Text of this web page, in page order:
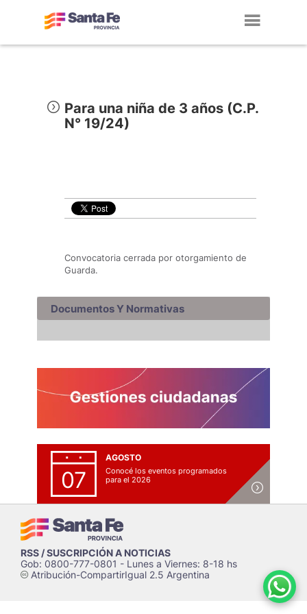
Para una niña de 3 años (C.P.
N° 19/24)
Convocatoria cerrada por otorgamiento de
Guarda.
Documentos Y Normativas
07
AGOSTO
Conocé los eventos programados
para el 2026
RSS / SUSCRIPCIÓN A NOTICIAS
Gob: 0800-777-0801 - Lunes a Viernes: 8-18 hs
cAtribución-CompartirIgual 2.5 Argentina